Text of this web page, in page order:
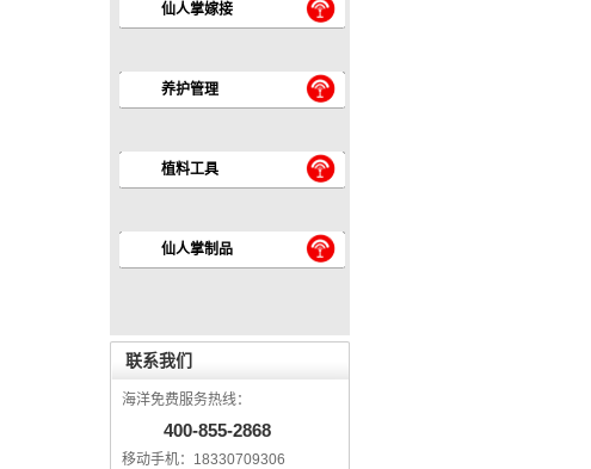
仙人掌嫁接
养护管理
植料工具
仙人掌制品
联系我们
海洋免费服务热线：
400-855-2868
移动手机：18330709306